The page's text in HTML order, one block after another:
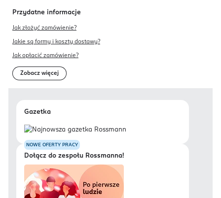
Przydatne informacje
Jak złożyć zamówienie?
Jakie są formy i koszty dostawy?
Jak opłacić zamówienie?
Zobacz więcej
Gazetka
NOWE OFERTY PRACY
Dołącz do zespołu Rossmanna!